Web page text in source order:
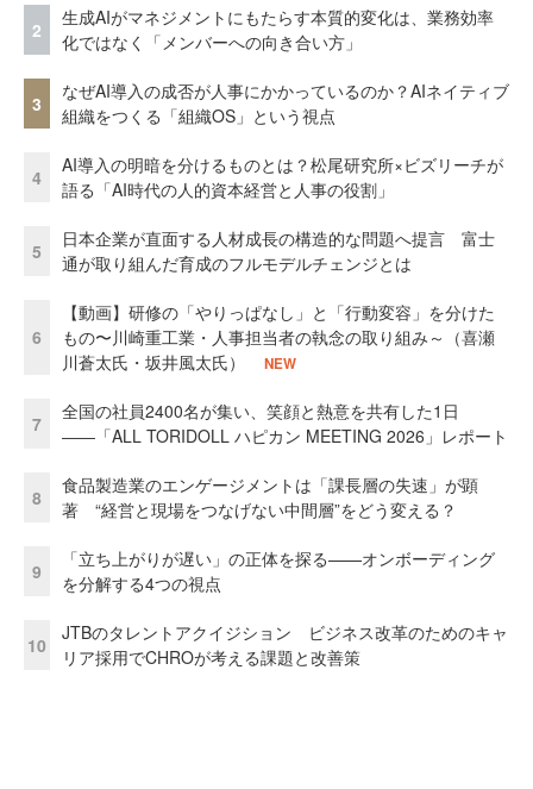
2
生成AIがマネジメントにもたらす本質的変化は、業務効率
化ではなく「メンバーへの向き合い方」
3
なぜAI導入の成否が人事にかかっているのか？AIネイティブ
組織をつくる「組織OS」という視点
4
AI導入の明暗を分けるものとは？松尾研究所×ビズリーチが
語る「AI時代の人的資本経営と人事の役割」
5
日本企業が直面する人材成長の構造的な問題へ提言 富士
通が取り組んだ育成のフルモデルチェンジとは
6
【動画】研修の「やりっぱなし」と「行動変容」を分けた
もの〜川崎重工業・人事担当者の執念の取り組み～（喜瀬
川蒼太氏・坂井風太氏）
NEW
7
全国の社員2400名が集い、笑顔と熱意を共有した1日
――「ALL TORIDOLL ハピカン MEETING 2026」レポート
8
食品製造業のエンゲージメントは「課長層の失速」が顕
著 “経営と現場をつなげない中間層”をどう変える？
9
「立ち上がりが遅い」の正体を探る——オンボーディング
を分解する4つの視点
10
JTBのタレントアクイジション ビジネス改革のためのキャ
リア採用でCHROが考える課題と改善策